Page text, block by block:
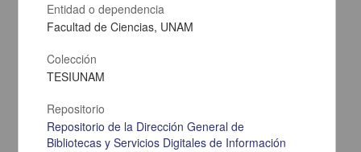
Carta de Zeferino Pérez, el general Antonio Rábago se encuentra
Entidad o dependencia
Facultad de Ciencias, UNAM
Colección
TESIUNAM
Repositorio
Repositorio de la Dirección General de
Bibliotecas y Servicios Digitales de Información